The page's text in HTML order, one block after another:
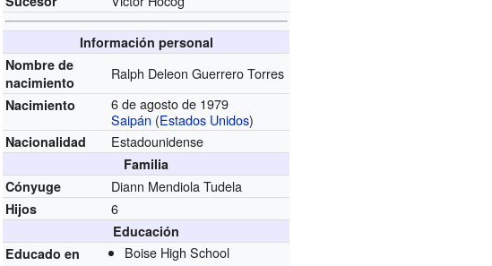
Información personal
Nombre de
nacimiento
Ralph Deleon Guerrero Torres
Nacimiento
6 de agosto de 1979
Saipán (Estados Unidos)
Nacionalidad Estadounidense
Familia
Cónyuge
Diann Mendiola Tudela
Hijos 6
Educación
Educado en
Boise High School